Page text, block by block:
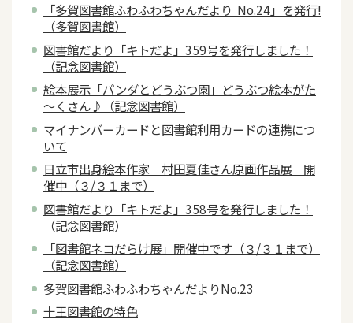
「多賀図書館ふわふわちゃんだより No.24」を発行!
（多賀図書館）
図書館だより「キトだよ」359号を発行しました！
（記念図書館）
絵本展示「パンダとどうぶつ園」どうぶつ絵本がた
～くさん♪（記念図書館）
マイナンバーカードと図書館利用カードの連携につ
いて
日立市出身絵本作家 村田夏佳さん原画作品展 開
催中（３/３１まで）
図書館だより「キトだよ」358号を発行しました！
（記念図書館）
「図書館ネコだらけ展」開催中です（３/３１まで）
（記念図書館）
多賀図書館ふわふわちゃんだよりNo.23
十王図書館の特色